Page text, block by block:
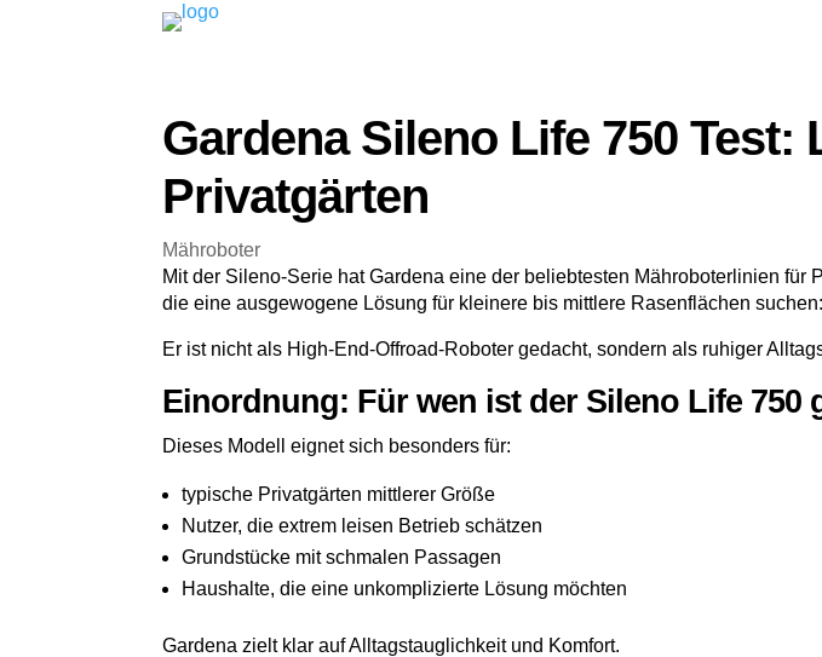
Gardena Sileno Life 750
Privatgärten
Mähroboter
Mit der Sileno-Serie hat Gardena eine der beliebtesten Mähroboterlinien
die eine ausgewogene Lösung für kleinere bis mittlere Rasenflächen
Er ist nicht als High-End-Offroad-Roboter gedacht, sondern als ruhiger
Einordnung: Für wen ist der Sileno Life 750
Dieses Modell eignet sich besonders für:
typische Privatgärten mittlerer Größe
Nutzer, die extrem leisen Betrieb schätzen
Grundstücke mit schmalen Passagen
Haushalte, die eine unkomplizierte Lösung möchten
Gardena zielt klar auf Alltagstauglichkeit und Komfort.